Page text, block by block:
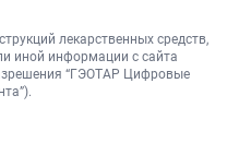
лекарственных средств,
иной информации с сайта
“ГЭОТАР Цифровые